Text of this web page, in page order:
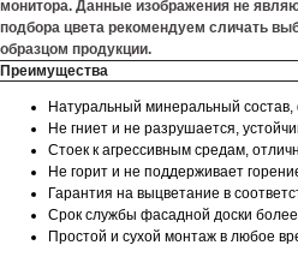
монитора. Данные изображения не
подбора цвета рекомендуем сличать
образцом продукции.
Преимущества
Натуральный минеральный
Не гниет и не разрушается,
Стоек к агрессивным средам,
Не горит и не поддерживает
Гарантия на выцветание в
Срок службы фасадной доски
Простой и сухой монтаж в любое